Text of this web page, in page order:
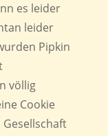
es leider
leider
Pipkin
völlig
Cookie